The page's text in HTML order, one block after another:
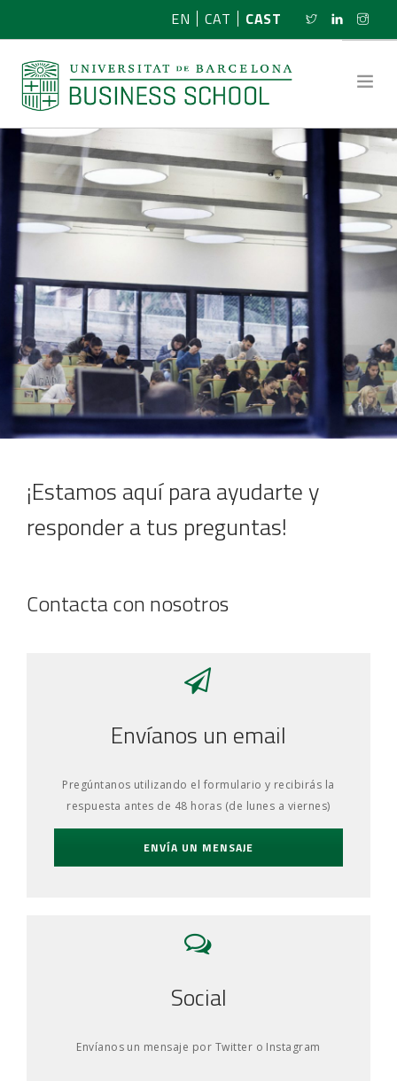
EN CAT CAST
SOBRE NOSOTROS
INVESTIGACIÓN
NOTICIAS
ACTIVIDADES
JOB MARKET
¡Estamos aquí para ayudarte y
responder a tus preguntas!
Contacta con nosotros
Envíanos un email
Pregúntanos utilizando el formulario y recibirás la
respuesta antes de 48 horas (de lunes a viernes)
ENVÍA UN MENSAJE
Social
Envíanos un mensaje por Twitter o Instagram